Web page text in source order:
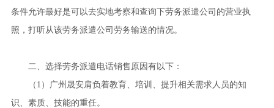
条件允许最好是可以去实地考察和查询下劳务派遣公司的营业执
照，打听从该劳务派遣公司劳务输送的情况。
二、选择劳务派遣电话销售原因有以下：
（1）广州晟安肩负着教育、培训、提升相关需求人员的知
识、素质、技能的重任。